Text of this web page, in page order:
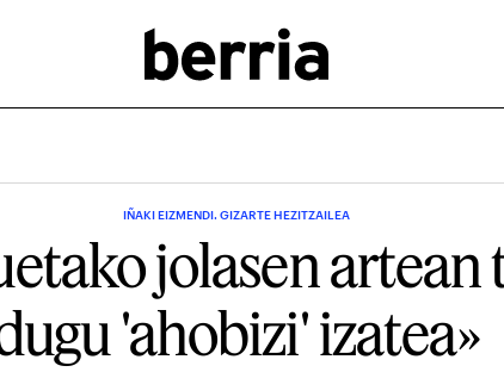
IÑAKI EIZMENDI. GIZARTE HEZITZAILEA
jolasen
'ahobizi' izatea»